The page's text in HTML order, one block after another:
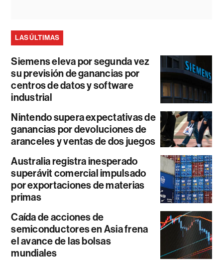
LAS ÚLTIMAS
Siemens eleva por segunda vez
su previsión de ganancias por
centros de datos y software
industrial
Nintendo supera expectativas de
ganancias por devoluciones de
aranceles y ventas de dos juegos
Australia registra inesperado
superávit comercial impulsado
por exportaciones de materias
primas
Caída de acciones de
semiconductores en Asia frena
el avance de las bolsas
mundiales